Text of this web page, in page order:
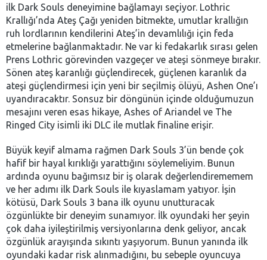
ilk Dark Souls deneyimine bağlamayı seçiyor. Lothric
Krallığı’nda Ateş Çağı yeniden bitmekte, umutlar krallığın
ruh lordlarının kendilerini Ateş’in devamlılığı için feda
etmelerine bağlanmaktadır. Ne var ki fedakarlık sırası gelen
Prens Lothric görevinden vazgeçer ve ateşi sönmeye bırakır.
Sönen ateş karanlığı güçlendirecek, güçlenen karanlık da
ateşi güçlendirmesi için yeni bir seçilmiş ölüyü, Ashen One’ı
uyandıracaktır. Sonsuz bir döngünün içinde olduğumuzun
mesajını veren esas hikaye, Ashes of Ariandel ve The
Ringed City isimli iki DLC ile mutlak finaline erişir.
Büyük keyif almama rağmen Dark Souls 3’ün bende çok
hafif bir hayal kırıklığı yarattığını söylemeliyim. Bunun
ardında oyunu bağımsız bir iş olarak değerlendirememem
ve her adımı ilk Dark Souls ile kıyaslamam yatıyor. İşin
kötüsü, Dark Souls 3 bana ilk oyunu unutturacak
özgünlükte bir deneyim sunamıyor. İlk oyundaki her şeyin
çok daha iyileştirilmiş versiyonlarına denk geliyor, ancak
özgünlük arayışında sıkıntı yaşıyorum. Bunun yanında ilk
oyundaki kadar risk alınmadığını, bu sebeple oyuncuya